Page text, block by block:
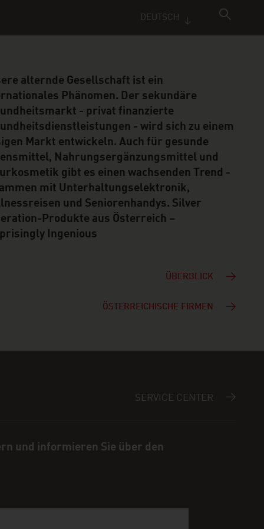
DEUTSCH
alternde Gesellschaft ist ein
Phänomen. Der sekundäre
- privat finanzierte
- wird sich zu einem
Markt entwickeln. Auch für gesunde
Nahrungsergänzungsmittel und
gibt es einen wachsenden Trend -
mit Unterhaltungselektronik,
und Seniorenhandys. Silver
Produkte aus Österreich –
Ingenious
ÜBERBLICK
ÖSTERREICHISCHE FIRMEN
SERVICE CENTER
und informieren Sie über den